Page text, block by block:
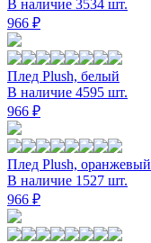
В наличие 3534 шт.
966 ₽
Плед Plush, белый
В наличие 4595 шт.
966 ₽
Плед Plush, оранжевый
В наличие 1527 шт.
966 ₽